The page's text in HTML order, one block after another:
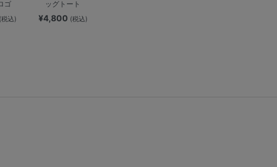
ゴ
(税込)
ッグトート
¥4,800 (税込)